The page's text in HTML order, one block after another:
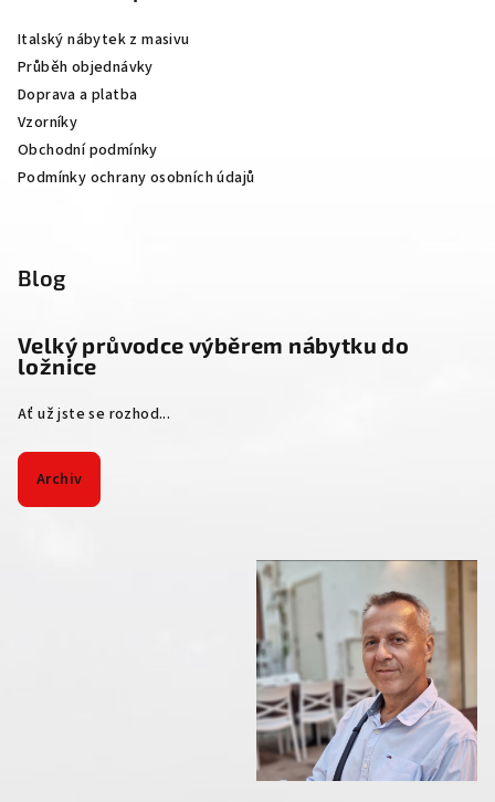
Italský nábytek z masivu
Průběh objednávky
Doprava a platba
Vzorníky
Obchodní podmínky
Podmínky ochrany osobních údajů
Blog
Velký průvodce výběrem nábytku do
ložnice
Ať už jste se rozhod...
Archiv